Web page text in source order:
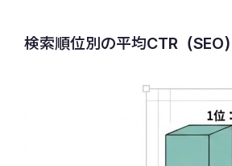
検索順位別の平均CTR（SEO）